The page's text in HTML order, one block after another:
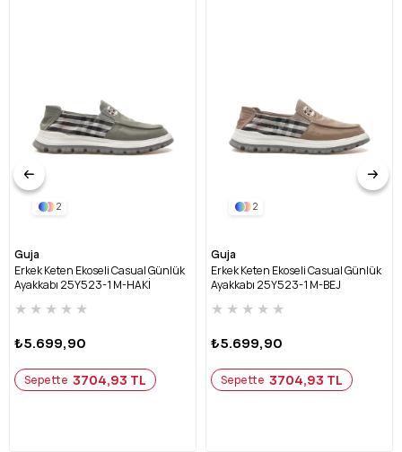
2
Guja
Erkek Keten Ekoseli Casual Günlük
Ayakkabı 25Y523-1 M-HAKİ
★ ★ ★ ★ ★
₺5.699,90
Sepette 3704,93 TL
2
Guja
Erkek Keten Ekoseli Casual Günlük
Ayakkabı 25Y523-1 M-BEJ
★ ★ ★ ★ ★
₺5.699,90
Sepette 3704,93 TL